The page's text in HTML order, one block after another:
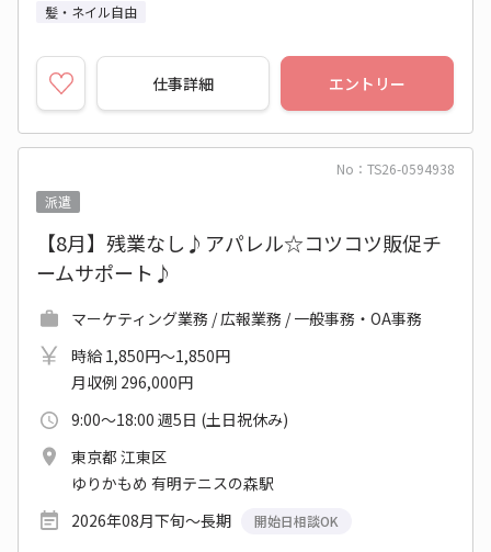
髪・ネイル自由
仕事詳細 エントリー
No：TS26-0594938
派遣
【8月】残業なし♪アパレル☆コツコツ販促チ
ームサポート♪
マーケティング業務 / 広報業務 / 一般事務・OA事務
時給 1,850円～1,850円
月収例 296,000円
9:00～18:00 週5日 (土日祝休み)
東京都 江東区
ゆりかもめ 有明テニスの森駅
2026年08月下旬～長期
開始日相談OK